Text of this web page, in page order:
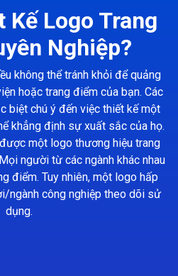
Kế Logo Trang
Nghiệp?
không thể tránh khỏi để quảng
hoặc trang điểm của bạn. Các
biệt chú ý đến việc thiết kế một
khẳng định sự xuất sắc của họ.
một logo thương hiệu trang
người từ các ngành khác nhau
điểm. Tuy nhiên, một logo hấp
ngành công nghiệp theo dõi sử
dụng.